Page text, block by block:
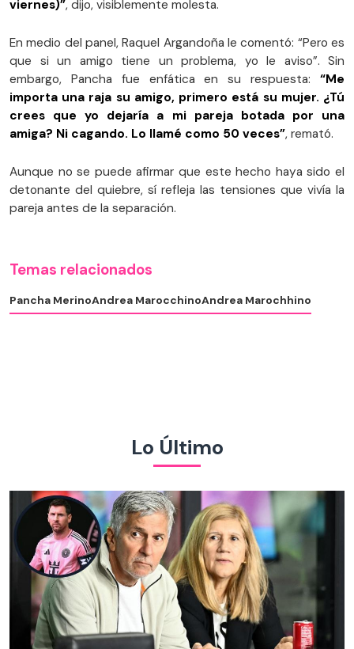
viernes)”, dijo, visiblemente molesta.
En medio del panel, Raquel Argandoña le comentó: “Pero es
que si un amigo tiene un problema, yo le aviso”. Sin
embargo, Pancha fue enfática en su respuesta: “Me
importa una raja su amigo, primero está su mujer. ¿Tú
crees que yo dejaría a mi pareja botada por una
amiga? Ni cagando. Lo llamé como 50 veces”, remató.
Aunque no se puede afirmar que este hecho haya sido el
detonante del quiebre, sí refleja las tensiones que vivía la
pareja antes de la separación.
Temas relacionados
Pancha MerinoAndrea MarocchinoAndrea Marochhino
Lo Último